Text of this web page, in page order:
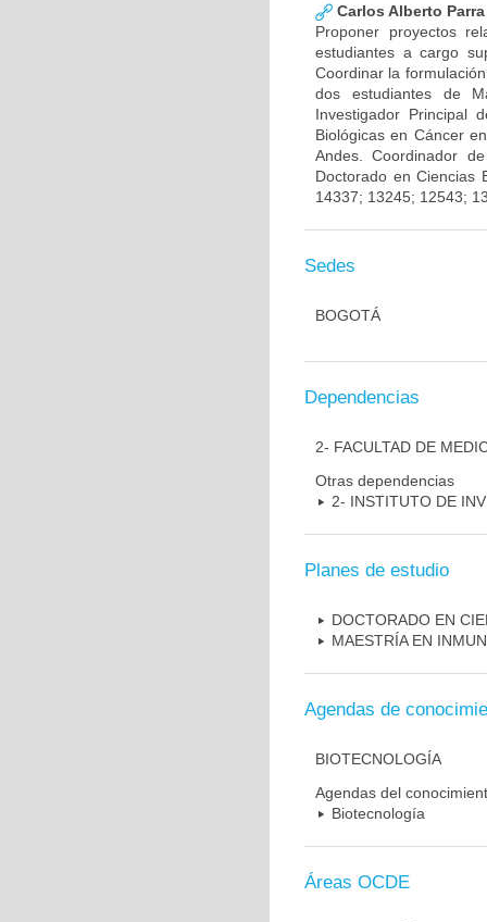
Carlos Alberto
Proponer proyectos
estudiantes a cargo
Coordinar la
dos estudiantes de
Investigador Principal
Biológicas en Cáncer
Andes. Coordinador
Doctorado en Ciencias
14337; 13245; 12543;
Sedes
BOGOTÁ
Dependencias
2- FACULTAD DE
Otras dependencias
2- INSTITUTO DE
Planes de estudio
DOCTORADO EN
MAESTRÍA EN
Agendas de
BIOTECNOLOGÍA
Agendas del
Biotecnología
Áreas OCDE